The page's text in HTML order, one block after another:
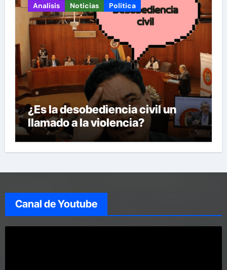
Analisis Noticias Política
¿Es la desobediencia civil un
llamado a la violencia?
Canal de Youtube